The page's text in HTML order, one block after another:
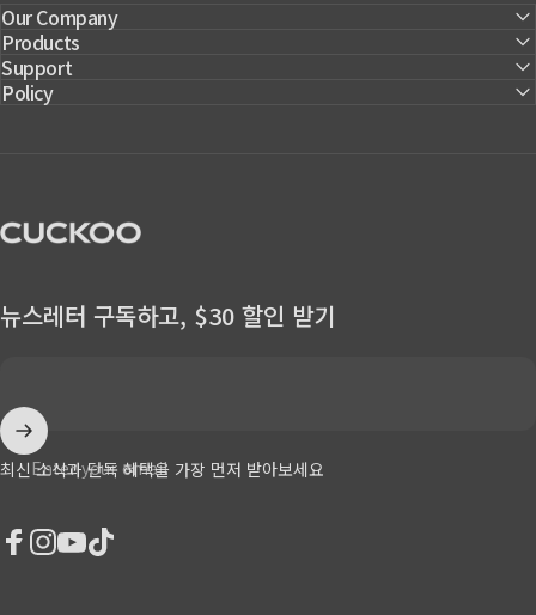
Our Company
Products
Support
Policy
CUCKOO America
뉴스레터 구독하고, $30 할인 받기
Enter your email
최신 소식과 단독 혜택을 가장 먼저 받아보세요